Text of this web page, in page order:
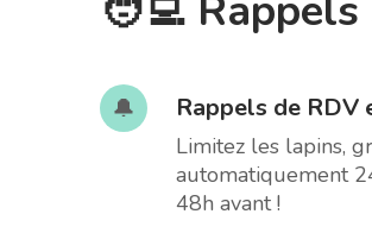
🔔 Rappels de RDV
Limitez les lapins,
automatiquement
48h avant !